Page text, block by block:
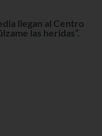
llegan al Centro
las heridas”.